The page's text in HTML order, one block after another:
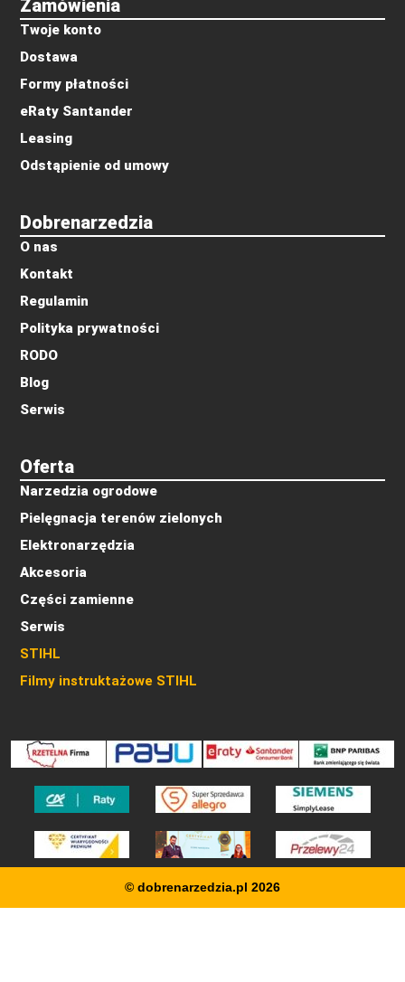
Oferta
Narzedzia ogrodowe
Pielęgnacja terenów zielonych
Elektronarzędzia
Akcesoria
Części zamienne
Serwis
STIHL
Filmy instruktażowe STIHL
Dobrenarzedzia
O nas
Kontakt
Regulamin
Polityka prywatności
RODO
Blog
Serwis
Zamówienia
Twoje konto
Dostawa
Formy płatności
eRaty Santander
Leasing
Odstąpienie od umowy
© dobrenarzedzia.pl 2026